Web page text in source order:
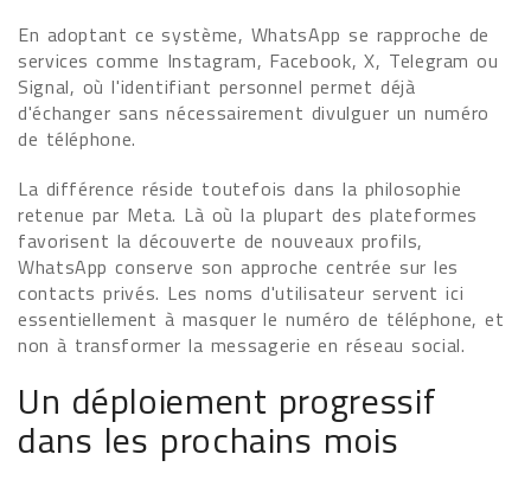
En adoptant ce système, WhatsApp se rapproche de
services comme Instagram, Facebook, X, Telegram ou
Signal, où l'identifiant personnel permet déjà
d'échanger sans nécessairement divulguer un numéro
de téléphone.
La différence réside toutefois dans la philosophie
retenue par Meta. Là où la plupart des plateformes
favorisent la découverte de nouveaux profils,
WhatsApp conserve son approche centrée sur les
contacts privés. Les noms d'utilisateur servent ici
essentiellement à masquer le numéro de téléphone, et
non à transformer la messagerie en réseau social.
Un déploiement progressif
dans les prochains mois